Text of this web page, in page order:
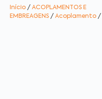
Início / ACOPLAMENTOS E
EMBREAGENS / Acoplamento /